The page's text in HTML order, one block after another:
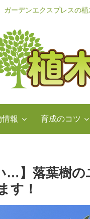
ガーデンエクスプレスの
報 育成のコツ
…】落葉樹
す！